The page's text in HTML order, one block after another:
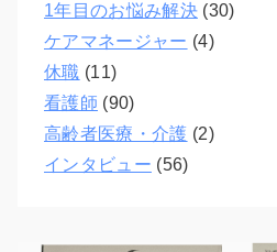
1年目のお悩み解決(30)
ケアマネージャー (4)
休職 (11)
看護師 (90)
高齢者医療・介護 (2)
インタビュー (56)